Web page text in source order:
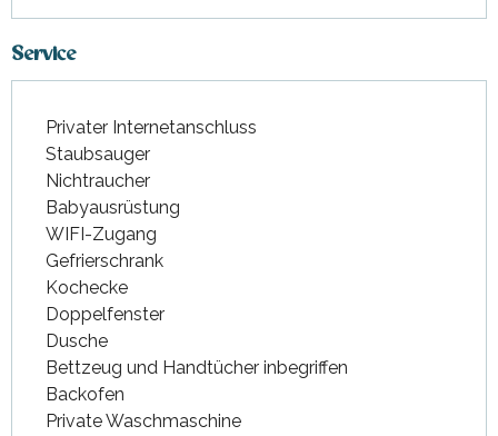
Service
Privater Internetanschluss
Staubsauger
Nichtraucher
Babyausrüstung
WIFI-Zugang
Gefrierschrank
Kochecke
Doppelfenster
Dusche
Bettzeug und Handtücher inbegriffen
Backofen
Private Waschmaschine